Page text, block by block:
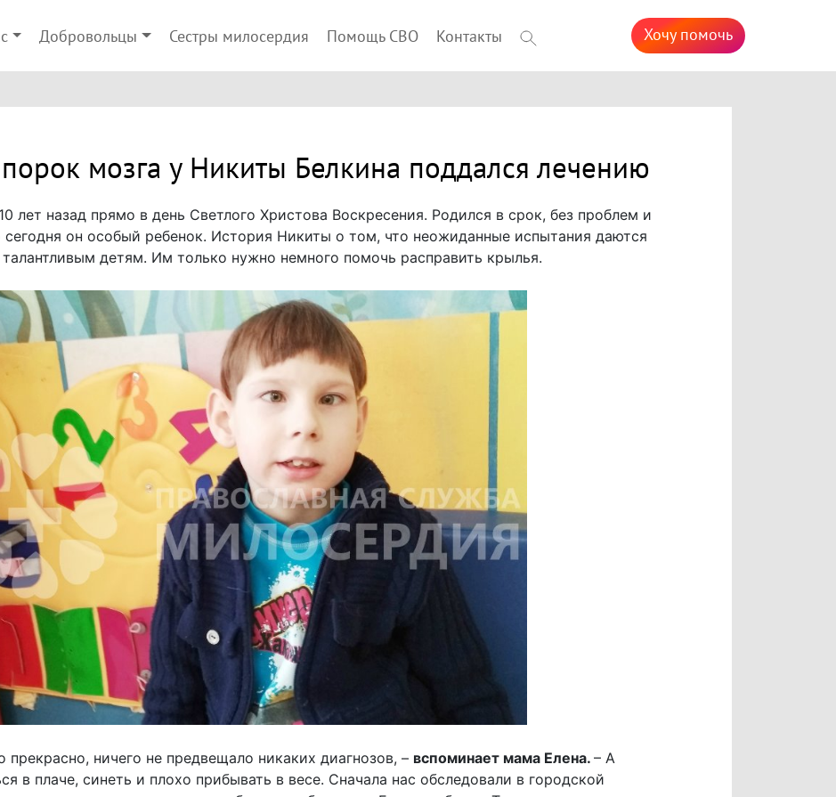
Добровольцы Сестры милосердия Помощь СВО Контакты Хочу помочь
мозга у Никиты Белкина поддался лечению
лет назад прямо в день Светлого Христова Воскресения. Родился в срок, без проблем и
он особый ребенок. История Никиты о том, что неожиданные испытания даются
детям. Им только нужно немного помочь расправить крылья.
ничего не предвещало никаких диагнозов, – вспоминает мама Елена. – А
в плаче, синеть и плохо прибывать в весе. Сначала нас обследовали в городской